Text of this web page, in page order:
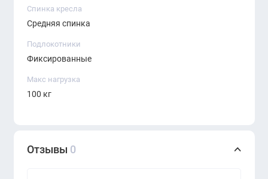
Спинка кресла
Средняя спинка
Подлокотники
Фиксированные
Макс нагрузка
100 кг
Отзывы 0